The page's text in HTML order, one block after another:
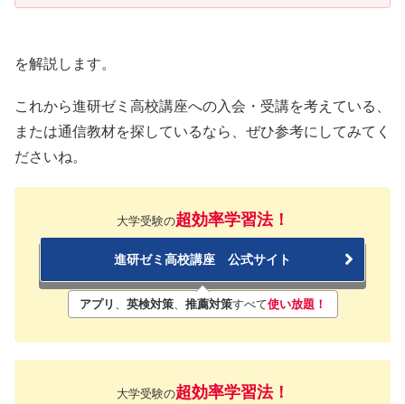
を解説します。
これから進研ゼミ高校講座への入会・受講を考えている、
または通信教材を探しているなら、ぜひ参考にしてみてく
ださいね。
大学受験の超効率学習法！
進研ゼミ高校講座 公式サイト
アプリ 、 英検対策、 推薦対策すべて使い放題！
大学受験の超効率学習法！